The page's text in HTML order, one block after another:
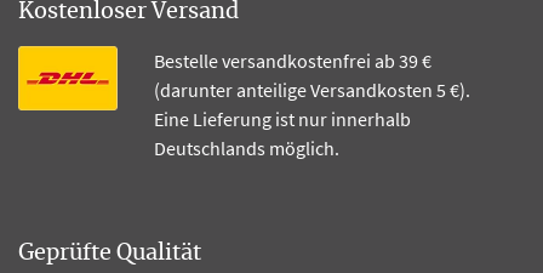
Kostenloser Versand
Bestelle versandkostenfrei ab 39 €
(darunter anteilige Versandkosten 5 €).
Eine Lieferung ist nur innerhalb
Deutschlands möglich.
Geprüfte Qualität